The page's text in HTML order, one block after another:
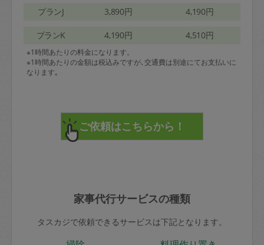
プランJ 3,890円 4,190円
プランK 4,190円 4,510円
※1時間あたりの料金になります。
※1時間あたりの金額は税込みですが､交通費は別途にてお支払いに
なります｡
家事代行サービスの種類
タスカジで依頼できるサービスは下記となります。